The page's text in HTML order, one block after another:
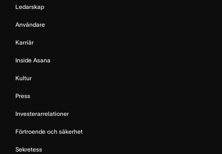
Ledarskap
Användare
Karriär
Inside Asana
Kultur
Press
Investerarrelationer
Förtroende och säkerhet
Sekretess